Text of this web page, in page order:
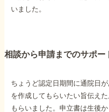
他社と何が違うの？
当事務所に
依頼する メリット
いました。
相談から申請までのサポー
ちょうど認定日期間に通院日
を作成してもらいたい旨伝え
もらいました。申立書は生後